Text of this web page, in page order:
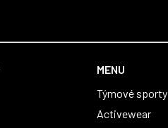
MENU
Týmové sporty
Activewear